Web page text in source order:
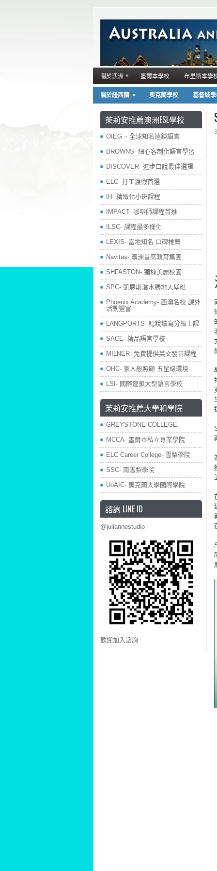
關於澳洲 » 墨爾本學校 布里斯本學
關於紐西蘭 » 奧克蘭學校 基督城
茱莉安推薦澳洲ESL學校
OIEG – 全球知名連鎖語言
BROWNS- 細心客制化語言學習
DISCOVER- 進步口說最佳選擇
ELC- 打工渡假首選
IH- 精緻化小班課程
IMPACT- 咖啡師課程首推
ILSC- 課程最多樣化
LEXIS- 當地知名 口碑推薦
Navitas- 澳洲首席教育集團
SHFASTON- 獨棟美麗校園
SPC- 凱恩斯潛水勝地大堡礁
Phoenix Academy- 西澳名校 課外
活動豐富
LANGPORTS- 聽說讀寫分級上課
SACE- 精品語言學校
MILNER- 免費提供英文發音課程
OHC- 家人般照顧 五星級環境
LSI- 國際連鎖大型語言學校
茱莉安推薦大學和學院
GREYSTONE COLLEGE
MCCA- 墨爾本私立專業學院
ELC Career College- 雪梨學院
SSC- 南雪梨學院
UoAIC- 奧克蘭大學國際學院
諮詢 LINE ID
@juliannestudio
歡迎加入諮詢